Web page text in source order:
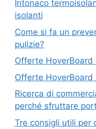
Intonaco
isolanti
Come si fa un
pulizie?
Offerte
Offerte HoverBoard
Ricerca di
perché sfruttare
Tre consigli utili per